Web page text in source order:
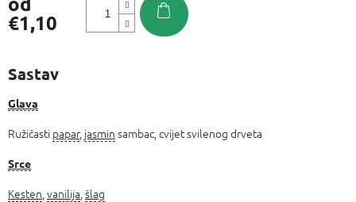
€1,10
Sastav
Glava
Ružičasti papar, jasmin sambac, cvijet svilenog drveta
Srce
Kesten vanilija šlag